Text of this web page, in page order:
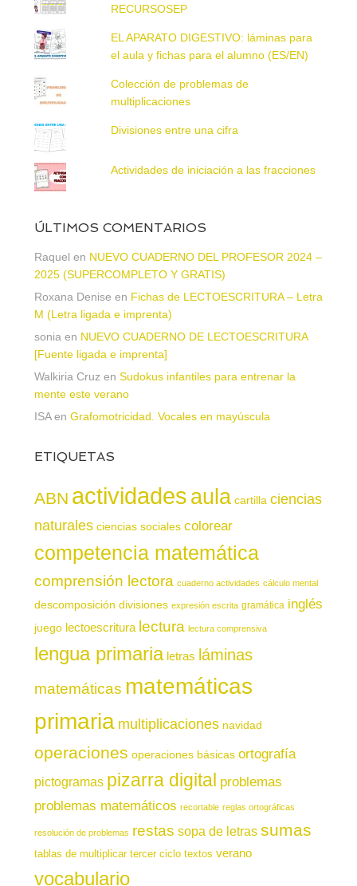
RECURSOSEP
EL APARATO DIGESTIVO: láminas para
el aula y fichas para el alumno (ES/EN)
Colección de problemas de
multiplicaciones
Divisiones entre una cifra
Actividades de iniciación a las fracciones
ÚLTIMOS COMENTARIOS
Raquel en NUEVO CUADERNO DEL PROFESOR 2024 –
2025 (SUPERCOMPLETO Y GRATIS)
Roxana Denise en Fichas de LECTOESCRITURA – Letra
M (Letra ligada e imprenta)
sonia en NUEVO CUADERNO DE LECTOESCRITURA
[Fuente ligada e imprenta]
Walkiria Cruz en Sudokus infantiles para entrenar la
mente este verano
ISAen Grafomotricidad. Vocales en mayúscula
ETIQUETAS
ABN actividadesaula cartilla ciencias
naturales ciencias sociales colorear
competencia matemática
comprensión lectora cuaderno actividades cálculo mental
descomposición divisiones expresión escrita gramática inglés
juego lectoescritura lectura lectura comprensiva
lengua primaria letras láminas
matemáticas matemáticas
primaria multiplicaciones navidad
operaciones operaciones básicas ortografía
pictogramas pizarra digital problemas
problemas matemáticos recortable reglas ortográficas
resolución de problemas restas sopa de letras sumas
tablas de multiplicar tercer ciclo textos verano
vocabulario